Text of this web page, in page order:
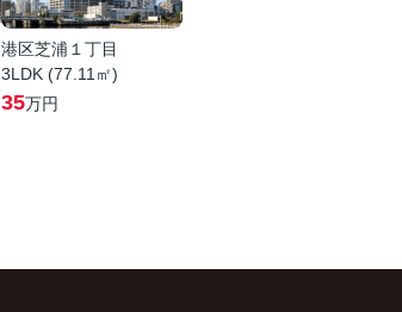
港区芝浦１丁目
3LDK (77.11㎡)
35万円